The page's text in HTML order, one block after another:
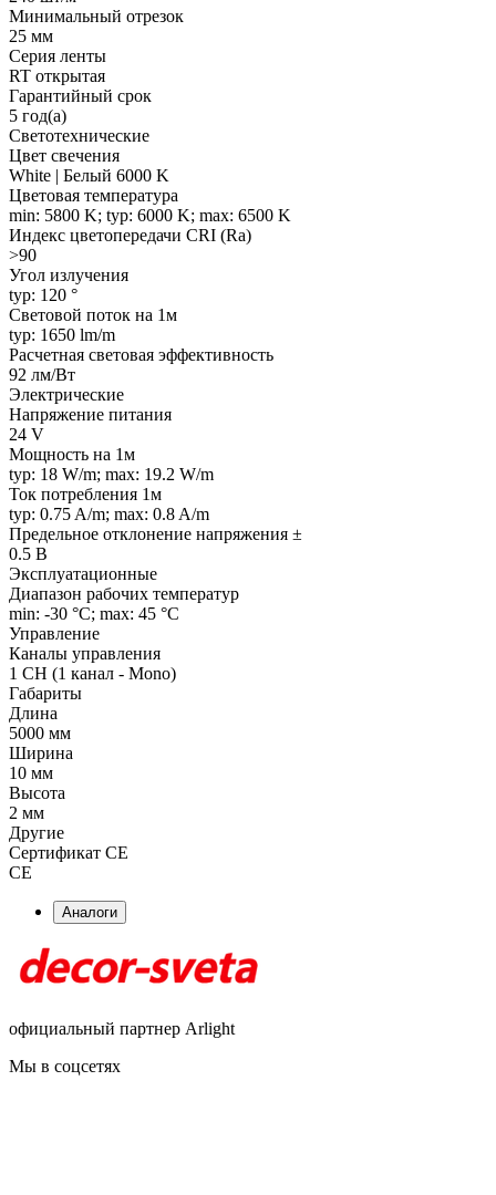
Минимальный отрезок
25 мм
Серия ленты
RT открытая
Гарантийный срок
5 год(а)
Светотехнические
Цвет свечения
White | Белый 6000 K
Цветовая температура
min: 5800 K; typ: 6000 K; max: 6500 K
Индекс цветопередачи CRI (Ra)
>90
Угол излучения
typ: 120 °
Световой поток на 1м
typ: 1650 lm/m
Расчетная световая эффективность
92 лм/Вт
Электрические
Напряжение питания
24 V
Мощность на 1м
typ: 18 W/m; max: 19.2 W/m
Ток потребления 1м
typ: 0.75 A/m; max: 0.8 A/m
Предельное отклонение напряжения ±
0.5 В
Эксплуатационные
Диапазон рабочих температур
min: -30 °C; max: 45 °C
Управление
Каналы управления
1 CH (1 канал - Mono)
Габариты
Длина
5000 мм
Ширина
10 мм
Высота
2 мм
Другие
Сертификат CE
CE
Аналоги
официальный партнер Arlight
Мы в соцсетях